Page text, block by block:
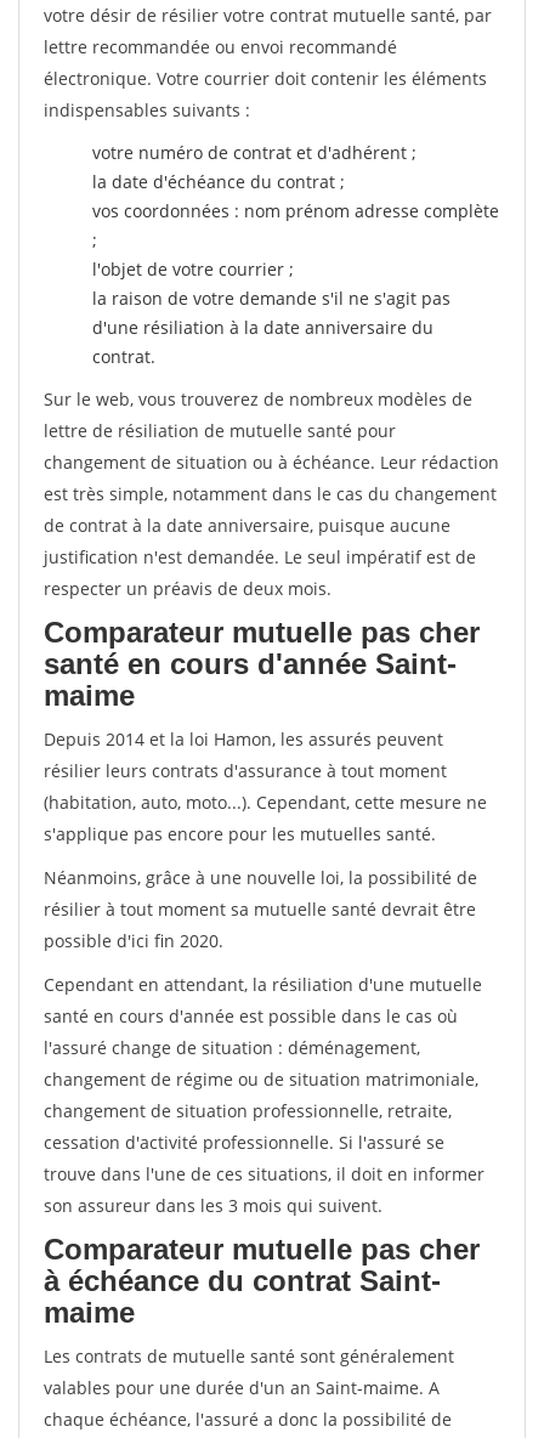
votre désir de résilier votre contrat mutuelle santé, par
lettre recommandée ou envoi recommandé
électronique. Votre courrier doit contenir les éléments
indispensables suivants :
votre numéro de contrat et d'adhérent ;
la date d'échéance du contrat ;
vos coordonnées : nom prénom adresse complète
;
l'objet de votre courrier ;
la raison de votre demande s'il ne s'agit pas
d'une résiliation à la date anniversaire du
contrat.
Sur le web, vous trouverez de nombreux modèles de
lettre de résiliation de mutuelle santé pour
changement de situation ou à échéance. Leur rédaction
est très simple, notamment dans le cas du changement
de contrat à la date anniversaire, puisque aucune
justification n'est demandée. Le seul impératif est de
respecter un préavis de deux mois.
Comparateur mutuelle pas cher
santé en cours d'année Saint-
maime
Depuis 2014 et la loi Hamon, les assurés peuvent
résilier leurs contrats d'assurance à tout moment
(habitation, auto, moto...). Cependant, cette mesure ne
s'applique pas encore pour les mutuelles santé.
Néanmoins, grâce à une nouvelle loi, la possibilité de
résilier à tout moment sa mutuelle santé devrait être
possible d'ici fin 2020.
Cependant en attendant, la résiliation d'une mutuelle
santé en cours d'année est possible dans le cas où
l'assuré change de situation : déménagement,
changement de régime ou de situation matrimoniale,
changement de situation professionnelle, retraite,
cessation d'activité professionnelle. Si l'assuré se
trouve dans l'une de ces situations, il doit en informer
son assureur dans les 3 mois qui suivent.
Comparateur mutuelle pas cher
à échéance du contrat Saint-
maime
Les contrats de mutuelle santé sont généralement
valables pour une durée d'un an Saint-maime. A
chaque échéance, l'assuré a donc la possibilité de